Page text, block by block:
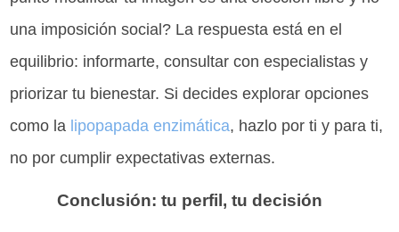
una imposición social? La respuesta está en el
equilibrio: informarte, consultar con especialistas y
priorizar tu bienestar. Si decides explorar opciones
como la lipopapada enzimática, hazlo por ti y para ti,
no por cumplir expectativas externas.
Conclusión: tu perfil, tu decisión